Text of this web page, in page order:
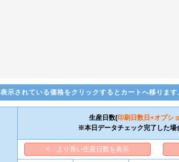
表示されている価格をクリックするとカートへ移ります
生産日数(印刷日数 日+オプシ
※本日データチェック完了した場
< より長い生産日数を表示